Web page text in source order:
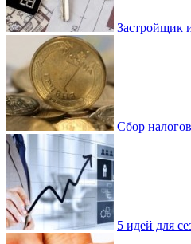
Застройщик
Сбор
5 идей для